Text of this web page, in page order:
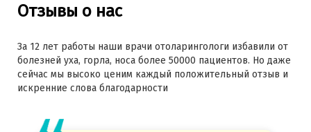
Отзывы о нас
За 12 лет работы наши врачи отоларингологи избавили от
болезней уха, горла, носа более 50000 пациентов. Но даже
сейчас мы высоко ценим каждый положительный отзыв и
искренние слова благодарности